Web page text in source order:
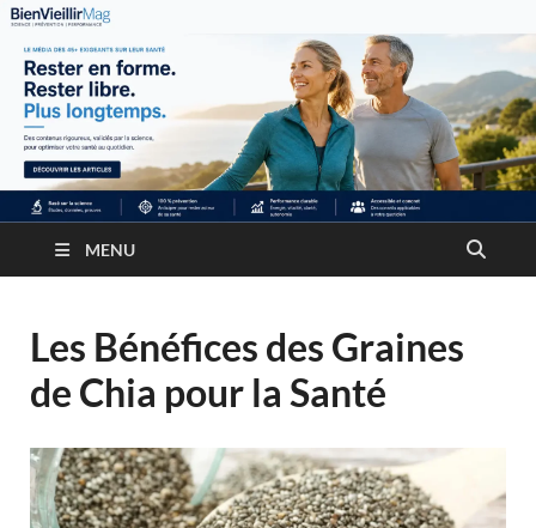
MENU
Les Bénéfices des Graines
de Chia pour la Santé